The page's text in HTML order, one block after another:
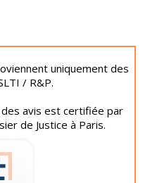
uniquement des
/ R&P.
avis est certifiée par
de Justice à Paris.